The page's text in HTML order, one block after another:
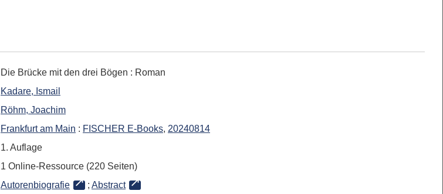
Die Brücke mit den drei Bögen : Roman
Kadare, Ismail
Röhm, Joachim
Frankfurt am Main : FISCHER E-Books, 20240814
1. Auflage
1 Online-Ressource (220 Seiten)
Autorenbiografie ; Abstract